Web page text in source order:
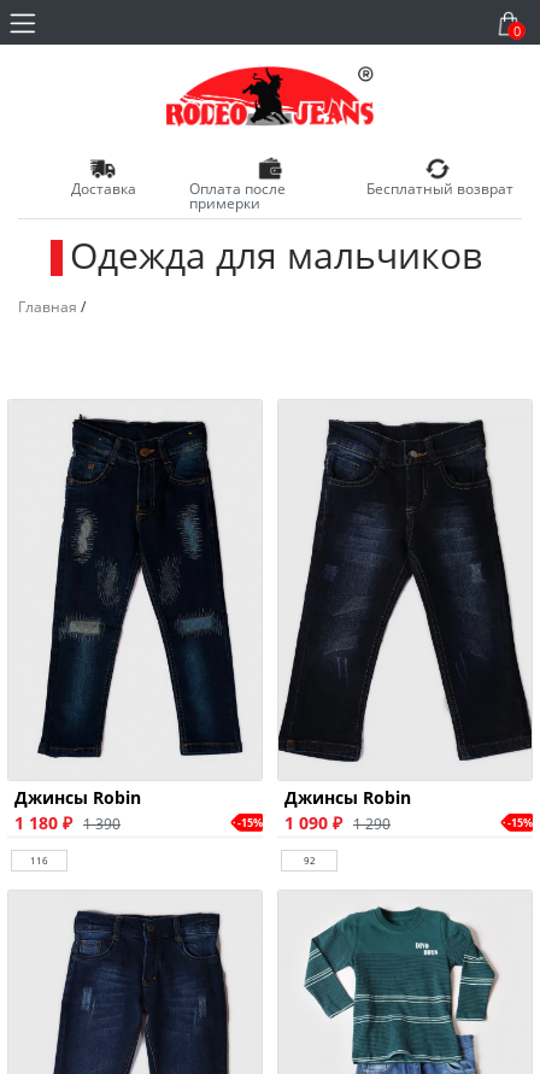
0
Доставка Оплата после
примерки
Бесплатный возврат
Одежда для мальчиков
Главная /
Джинсы Robin
1 180 ₽ 1 390 -15%
116
Джинсы Robin
1 090 ₽ 1 290 -15%
92